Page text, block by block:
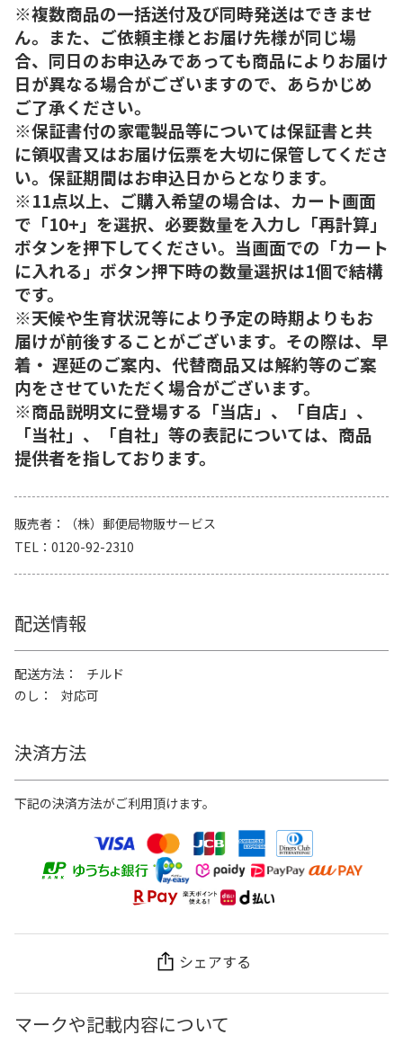
※複数商品の一括送付及び同時発送はできませ
ん。また、ご依頼主様とお届け先様が同じ場
合、同日のお申込みであっても商品によりお届け
日が異なる場合がございますので、あらかじめ
ご了承ください。
※保証書付の家電製品等については保証書と共
に領収書又はお届け伝票を大切に保管してくださ
い。保証期間はお申込日からとなります。
※11点以上、ご購入希望の場合は、カート画面
で「10+」を選択、必要数量を入力し「再計算」
ボタンを押下してください。当画面での「カート
に入れる」ボタン押下時の数量選択は1個で結構
です。
※天候や生育状況等により予定の時期よりもお
届けが前後することがございます。その際は、早
着・ 遅延のご案内、代替商品又は解約等のご案
内をさせていただく場合がございます。
※商品説明文に登場する「当店」、「自店」、
「当社」、「自社」等の表記については、商品
提供者を指しております。
販売者
（株）郵便局物販サービス
TEL
0120-92-2310
配送情報
配送方法
チルド
のし
対応可
決済方法
下記の決済方法がご利用頂けます。
シェアする
マークや記載内容について